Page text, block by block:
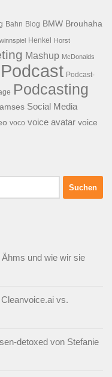
Bahn Blog BMW Brouhaha
Henkel Horst
Mashup McDonalds
Podcast Podcast-
Podcasting
Social Media
voco voice avatar voice
und wie wir sie
vs.
detoxed von Stefanie